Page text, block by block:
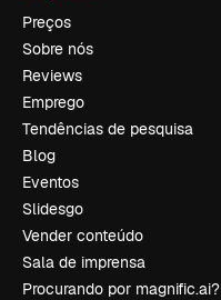
Preços
Sobre nós
Reviews
Emprego
Tendências de pesquisa
Blog
Eventos
Slidesgo
Vender conteúdo
Sala de imprensa
Procurando por magnific.ai?